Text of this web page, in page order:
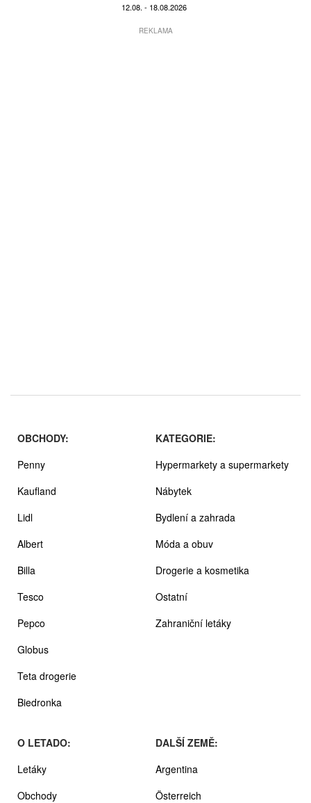
12.08. - 18.08.2026
REKLAMA
OBCHODY:
Penny
Kaufland
Lidl
Albert
Billa
Tesco
Pepco
Globus
Teta drogerie
Biedronka
KATEGORIE:
Hypermarkety a supermarkety
Nábytek
Bydlení a zahrada
Móda a obuv
Drogerie a kosmetika
Ostatní
Zahraniční letáky
O LETADO:
Letáky
Obchody
DALŠÍ ZEMĚ:
Argentina
Österreich